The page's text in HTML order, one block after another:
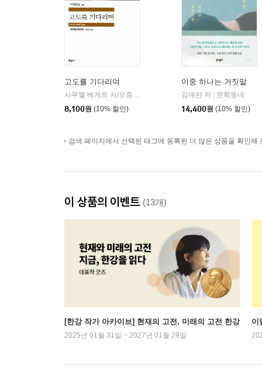
고도를 기다리며
사무엘 베게트 저/오증자 역
8,100원 (10% 할인)
이중 하나는 거짓말
김애란 저
문학동네
14,400원 (10% 할인)
검색 페이지에서 선택된 태그에 등록된 더 많은 상품을 확인해
이 상품의 이벤트 (13개)
[한강 작가 아카이브] 현재의 고전, 미래의 고전 한강
2025년 01월 31일 ~ 2027년 01월 29일
이